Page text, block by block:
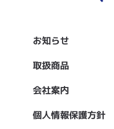
お知らせ
取扱商品
会社案内
個人情報保護方針